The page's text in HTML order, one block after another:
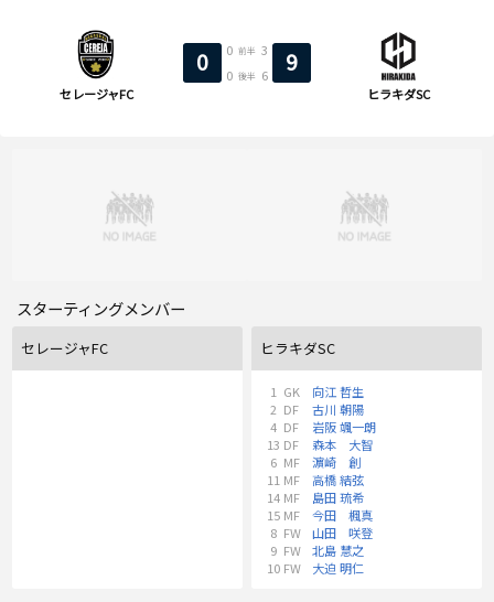
セレージャFC
0 0 前半 3
0 後半 6 9
ヒラキダSC
スターティングメンバー
セレージャFC ヒラキダSC
1 GK
向江 哲生
2 DF
古川 朝陽
4 DF
岩阪 颯一朗
13 DF
森本 大智
6 MF
濵崎 創
11 MF
高橋 結弦
14 MF
島田 琉希
15 MF
今田 楓真
8 FW
山田 咲登
9 FW
北島 慧之
10 FW 大迫 明仁